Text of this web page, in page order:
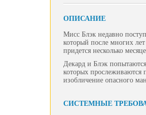
ОПИСАНИЕ
Мисс Блэк недавно
который после многих
придется несколько
Декард и Блэк
которых прослеживаются
изобличение опасного
СИСТЕМНЫЕ